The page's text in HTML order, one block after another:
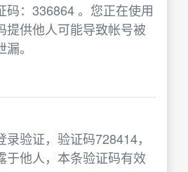
码：336864 。您正在使用
提供他人可能导致帐号被
。
录验证，验证码728414，
于他人，本条验证码有效